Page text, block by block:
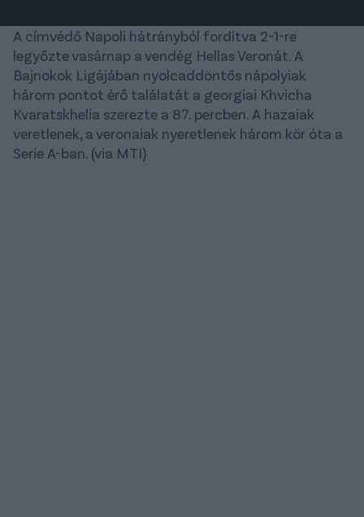
A címvédő Napoli hátrányból fordítva 2-1-re
legyőzte vasárnap a vendég Hellas Veronát. A
Bajnokok Ligájában nyolcaddöntős nápolyiak
három pontot érő találatát a georgiai Khvicha
Kvaratskhelia szerezte a 87. percben. A hazaiak
veretlenek, a veronaiak nyeretlenek három kör óta a
Serie A-ban. (via MTI)